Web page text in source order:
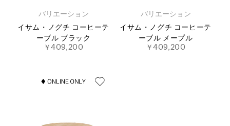
バリエーション
イサム・ノグチ コーヒーテ
ーブル ブラック
￥409,200
バリエーション
イサム・ノグチ コーヒーテ
ーブル メープル
￥409,200